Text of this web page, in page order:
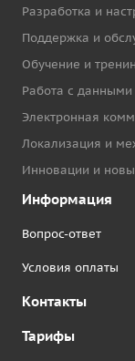
Разработка и
Поддержка и
Обучение и
Работа с данными
Электронная
Локализация и
Инновации и
Информация
Вопрос-ответ
Условия оплаты
Контакты
Тарифы